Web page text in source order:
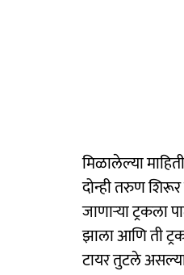
मिळालेल्या
दोन्ही तरुण
जाणाऱ्या ट्रकला
झाला आणि ती
टायर तुटले